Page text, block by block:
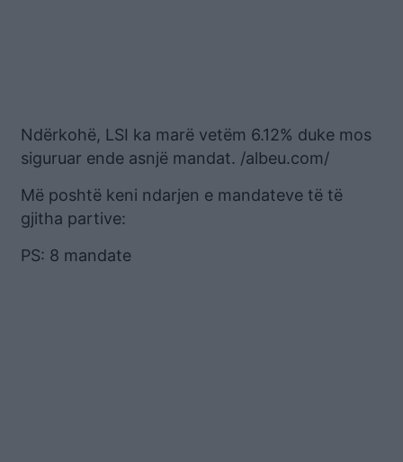
Ndërkohë, LSI ka marë vetëm 6.12% duke mos
siguruar ende asnjë mandat. /albeu.com/
Më poshtë keni ndarjen e mandateve të të
gjitha partive:
PS: 8 mandate